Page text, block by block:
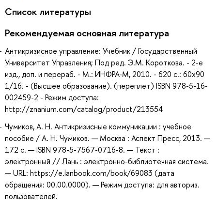
Список литературы
Рекомендуемая основная литература
Антикризисное управление: Учебник / Государственный
Университет Управления; Под ред. Э.М. Короткова. - 2-e
изд., доп. и перераб. - М.: ИНФРА-М, 2010. - 620 с.: 60x90
1/16. - (Высшее образование). (переплет) ISBN 978-5-16-
002459-2 - Режим доступа:
http://znanium.com/catalog/product/213554
Чумиков, А. Н. Антикризисные коммуникации : учебное
пособие / А. Н. Чумиков. — Москва : Аспект Пресс, 2013. —
172 с. — ISBN 978-5-7567-0716-8. — Текст :
электронный // Лань : электронно-библиотечная система.
— URL: https://e.lanbook.com/book/69083 (дата
обращения: 00.00.0000). — Режим доступа: для авториз.
пользователей.